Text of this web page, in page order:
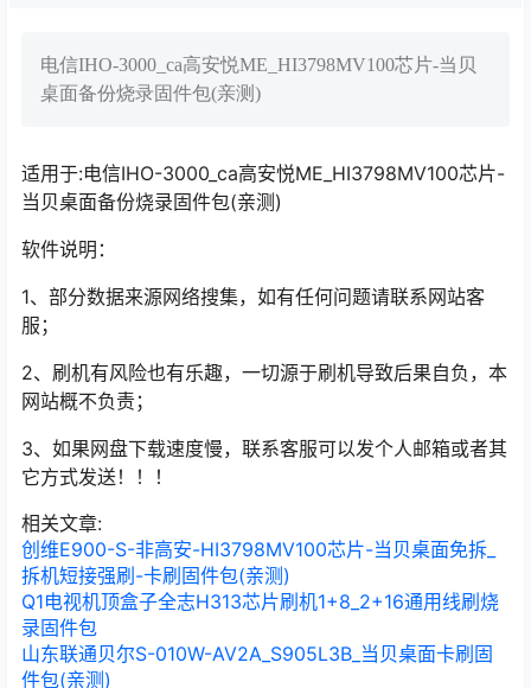
电信IHO-3000_ca高安悦ME_HI3798MV100芯片-当贝
桌面备份烧录固件包(亲测)
适用于:电信IHO-3000_ca高安悦ME_HI3798MV100芯片-
当贝桌面备份烧录固件包(亲测)
软件说明：
1、部分数据来源网络搜集，如有任何问题请联系网站客
服；
2、刷机有风险也有乐趣，一切源于刷机导致后果自负，本
网站概不负责；
3、如果网盘下载速度慢，联系客服可以发个人邮箱或者其
它方式发送！！！
相关文章:
创维E900-S-非高安-HI3798MV100芯片-当贝桌面免拆_
拆机短接强刷-卡刷固件包(亲测)
Q1电视机顶盒子全志H313芯片刷机1+8_2+16通用线刷烧
录固件包
山东联通贝尔S-010W-AV2A_S905L3B_当贝桌面卡刷固
件包(亲测)